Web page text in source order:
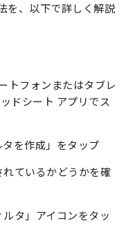
を、以下で詳しく解説
トフォンまたはタブレ
ドシート アプリでス
を作成」をタップ
ているかどうかを確
タ」アイコンをタッ